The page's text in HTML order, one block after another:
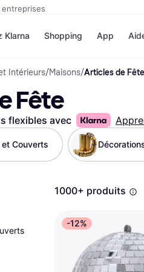
entreprises
Klarna
Options de
paiement
Payer maintenant
Paiement en 3 fois
Paiement à 30 jours
Klarna sur Apple Pay
Shopping
Magasins
Temu
JD Sports
Voir tous les
App
Intérieurs/Maisons/Articles de Fête
Fête
flexibles avec
Couverts
1000+ produits
-12%